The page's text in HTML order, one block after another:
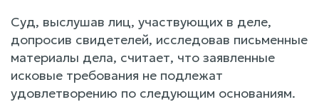
Суд, выслушав лиц, участвующих в деле,
допросив свидетелей, исследовав письменные
материалы дела, считает, что заявленные
исковые требования не подлежат
удовлетворению по следующим основаниям.